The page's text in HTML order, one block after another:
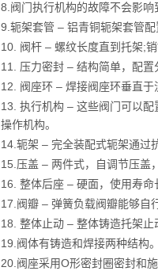
8.阀门执行机构的故障不会影响
9.轭架套管 – 铝青铜轭架套管
10. 阀杆 – 螺纹长度直到托架;
11. 压力密封 – 结构简单，配置
12. 阀座环 – 焊接阀座环垂直于
13. 执行机构 – 这些阀门可以
操作机构。
14.轭架 – 完全装配式轭架通过
15.压盖 – 两件式，自调节压盖
16. 整体后座 – 硬面，使用寿命
17.阀瓣 – 弹簧负载阀瓣能够自
18. 整体止动 – 整体铸造托架止
19.阀体有铸造和焊接两种结构。
20.阀座采用O形密封圈密封和